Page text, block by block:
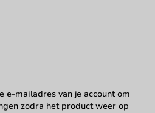
e-mailadres van je account om
zodra het product weer op